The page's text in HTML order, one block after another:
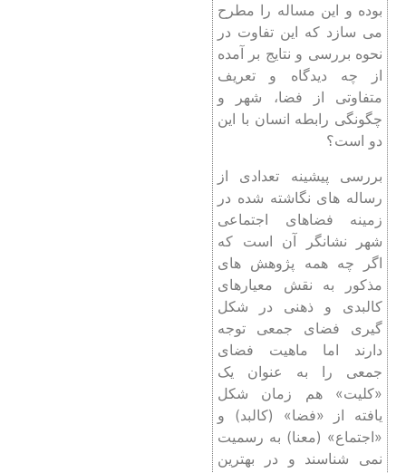
بوده و این مساله را مطرح
می ‌سازد که این تفاوت در
نحوه بررسی و نتایج بر آمده
از چه دیدگاه و تعریف
متفاوتی از فضا، شهر و
چگونگی رابطه انسان با این
دو است؟
بررسی پیشینه تعدادی از
رساله‌ های نگاشته شده در
زمینه فضاهای اجتماعی
شهر نشانگر آن است که
اگر چه همه پژوهش ‌های
مذکور به نقش معیارهای
کالبدی و ذهنی در شکل
‌گیری فضای جمعی توجه
دارند اما ماهیت فضای
جمعی را به ‌عنوان یک
«کلیت» هم ‌زمان شکل
یافته از «فضا» (کالبد) و
«اجتماع» (معنا) به رسمیت
نمی ‌شناسند و در بهترین